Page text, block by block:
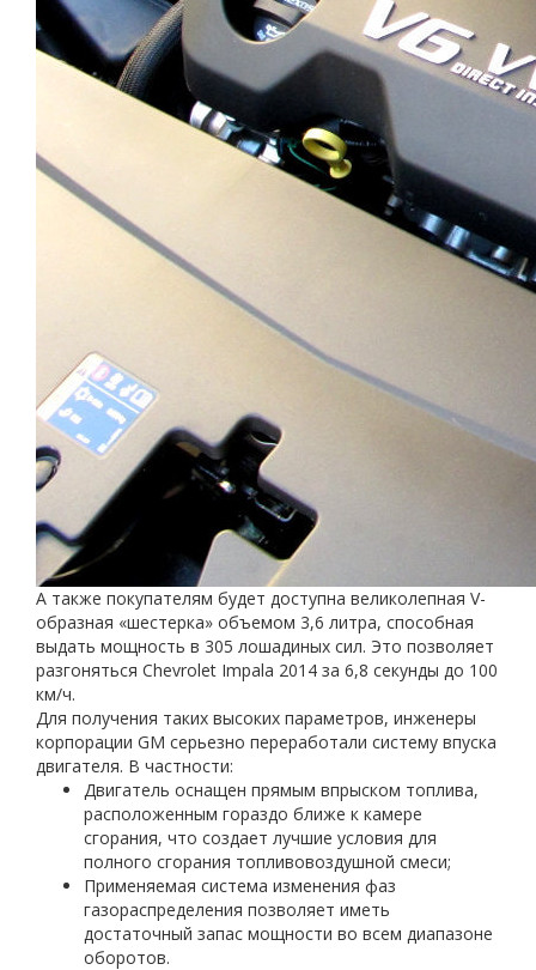
А также покупателям будет доступна великолепная V-
образная «шестерка» объемом 3,6 литра, способная
выдать мощность в 305 лошадиных сил. Это позволяет
разгоняться Chevrolet Impala 2014 за 6,8 секунды до 100
км/ч.
Для получения таких высоких параметров, инженеры
корпорации GM серьезно переработали систему впуска
двигателя. В частности:
Двигатель оснащен прямым впрыском топлива,
расположенным гораздо ближе к камере
сгорания, что создает лучшие условия для
полного сгорания топливовоздушной смеси;
Применяемая система изменения фаз
газораспределения позволяет иметь
достаточный запас мощности во всем диапазоне
оборотов.